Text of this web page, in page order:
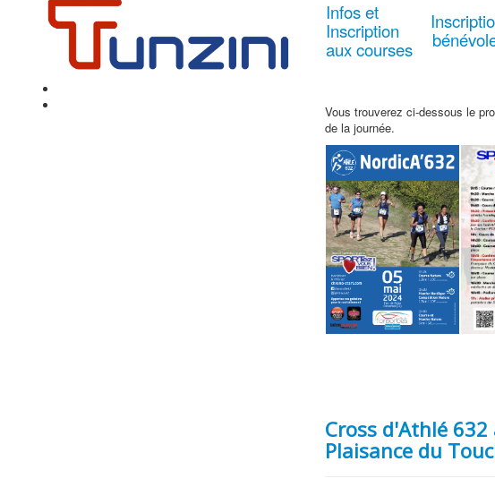
Infos et
Inscription
aux courses
Vous trouverez ci-dessous le
de la journée.
Cross d'Athlé 632
Plaisance du